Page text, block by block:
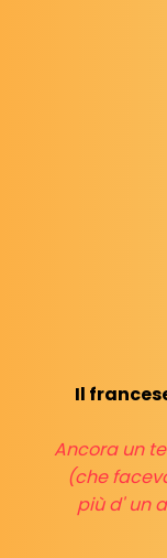
Il
Ancora un
(che
più d' un